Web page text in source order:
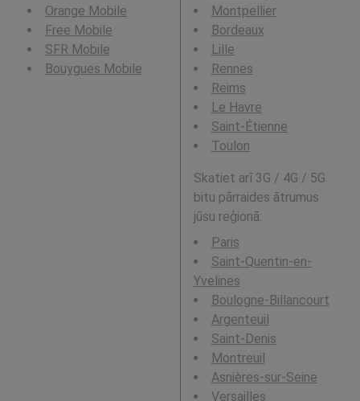
Orange Mobile
Free Mobile
SFR Mobile
Bouygues Mobile
Montpellier
Bordeaux
Lille
Rennes
Reims
Le Havre
Saint-Étienne
Toulon
Skatiet arī 3G / 4G / 5G
bitu pārraides ātrumus
jūsu reģionā:
Paris
Saint-Quentin-en-
Yvelines
Boulogne-Billancourt
Argenteuil
Saint-Denis
Montreuil
Asnières-sur-Seine
Versailles